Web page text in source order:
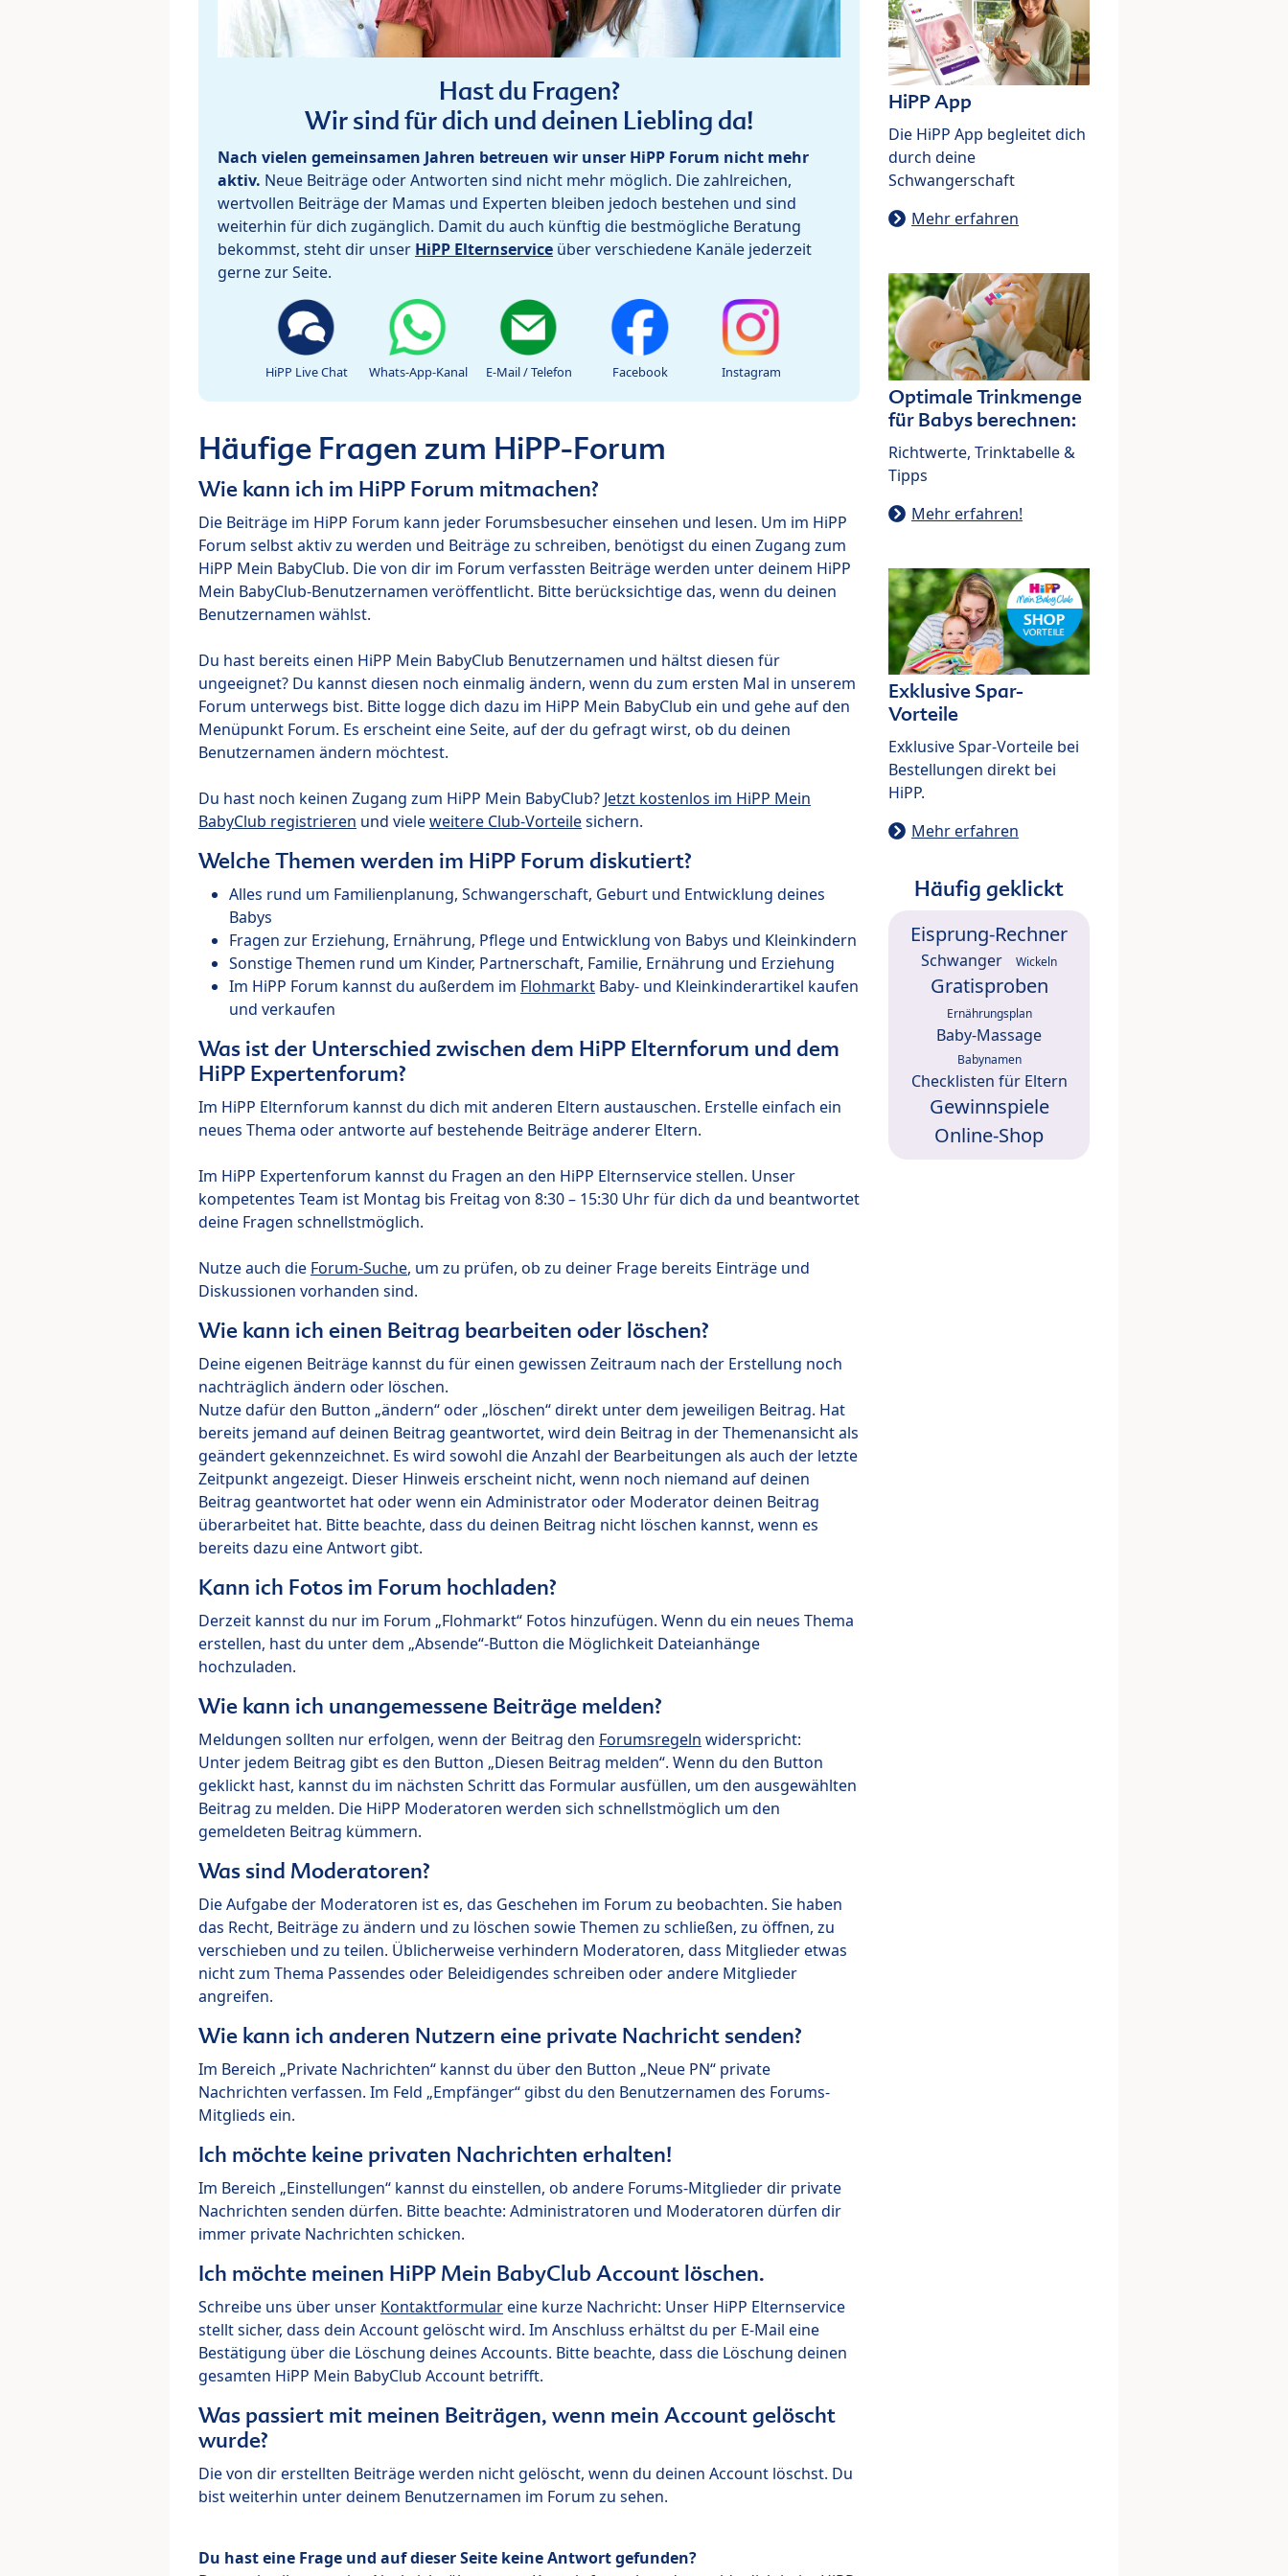
Hast du Fragen?
Wir sind für dich und deinen Liebling da!
Nach vielen gemeinsamen Jahren betreuen wir unser HiPP Forum nicht mehr
aktiv. Neue Beiträge oder Antworten sind nicht mehr möglich. Die zahlreichen,
wertvollen Beiträge der Mamas und Experten bleiben jedoch bestehen und sind
weiterhin für dich zugänglich. Damit du auch künftig die bestmögliche Beratung
bekommst, steht dir unser HiPP Elternservice über verschiedene Kanäle jederzeit
gerne zur Seite.
HiPP Live Chat Whats-App-Kanal E-Mail / Telefon Facebook Instagram
Häufige Fragen zum HiPP-Forum
Wie kann ich im HiPP Forum mitmachen?
Die Beiträge im HiPP Forum kann jeder Forumsbesucher einsehen und lesen. Um im HiPP
Forum selbst aktiv zu werden und Beiträge zu schreiben, benötigst du einen Zugang zum
HiPP Mein BabyClub. Die von dir im Forum verfassten Beiträge werden unter deinem HiPP
Mein BabyClub-Benutzernamen veröffentlicht. Bitte berücksichtige das, wenn du deinen
Benutzernamen wählst.
Du hast bereits einen HiPP Mein BabyClub Benutzernamen und hältst diesen für
ungeeignet? Du kannst diesen noch einmalig ändern, wenn du zum ersten Mal in unserem
Forum unterwegs bist. Bitte logge dich dazu im HiPP Mein BabyClub ein und gehe auf den
Menüpunkt Forum. Es erscheint eine Seite, auf der du gefragt wirst, ob du deinen
Benutzernamen ändern möchtest.
Du hast noch keinen Zugang zum HiPP Mein BabyClub? Jetzt kostenlos im HiPP Mein
BabyClub registrieren und vieleweitere Club-Vorteilesichern.
Welche Themen werden im HiPP Forum diskutiert?
Alles rund um Familienplanung, Schwangerschaft, Geburt und Entwicklung deines
Babys
Fragen zur Erziehung, Ernährung, Pflege und Entwicklung von Babys und Kleinkindern
Sonstige Themen rund um Kinder, Partnerschaft, Familie, Ernährung und Erziehung
Im HiPP Forum kannst du außerdem im Flohmarkt Baby- und Kleinkinderartikel kaufen
und verkaufen
Was ist der Unterschied zwischen dem HiPP Elternforum und dem
HiPP Expertenforum?
Im HiPP Elternforum kannst du dich mit anderen Eltern austauschen. Erstelle einfach ein
neues Thema oder antworte auf bestehende Beiträge anderer Eltern.
Im HiPP Expertenforum kannst du Fragen an den HiPP Elternservice stellen. Unser
kompetentes Team ist Montag bis Freitag von 8:30 – 15:30 Uhr für dich da und beantwortet
deine Fragen schnellstmöglich.
Nutze auch die Forum-Suche, um zu prüfen, ob zu deiner Frage bereits Einträge und
Diskussionen vorhanden sind.
Wie kann ich einen Beitrag bearbeiten oder löschen?
Deine eigenen Beiträge kannst du für einen gewissen Zeitraum nach der Erstellung noch
nachträglich ändern oder löschen.
Nutze dafür den Button „ändern“ oder „löschen“ direkt unter dem jeweiligen Beitrag. Hat
bereits jemand auf deinen Beitrag geantwortet, wird dein Beitrag in der Themenansicht als
geändert gekennzeichnet. Es wird sowohl die Anzahl der Bearbeitungen als auch der letzte
Zeitpunkt angezeigt. Dieser Hinweis erscheint nicht, wenn noch niemand auf deinen
Beitrag geantwortet hat oder wenn ein Administrator oder Moderator deinen Beitrag
überarbeitet hat. Bitte beachte, dass du deinen Beitrag nicht löschen kannst, wenn es
bereits dazu eine Antwort gibt.
Kann ich Fotos im Forum hochladen?
Derzeit kannst du nur im Forum „Flohmarkt“ Fotos hinzufügen. Wenn du ein neues Thema
erstellen, hast du unter dem „Absende“-Button die Möglichkeit Dateianhänge
hochzuladen.
Wie kann ich unangemessene Beiträge melden?
Meldungen sollten nur erfolgen, wenn der Beitrag den Forumsregeln widerspricht:
Unter jedem Beitrag gibt es den Button „Diesen Beitrag melden“. Wenn du den Button
geklickt hast, kannst du im nächsten Schritt das Formular ausfüllen, um den ausgewählten
Beitrag zu melden. Die HiPP Moderatoren werden sich schnellstmöglich um den
gemeldeten Beitrag kümmern.
Was sind Moderatoren?
Die Aufgabe der Moderatoren ist es, das Geschehen im Forum zu beobachten. Sie haben
das Recht, Beiträge zu ändern und zu löschen sowie Themen zu schließen, zu öffnen, zu
verschieben und zu teilen. Üblicherweise verhindern Moderatoren, dass Mitglieder etwas
nicht zum Thema Passendes oder Beleidigendes schreiben oder andere Mitglieder
angreifen.
Wie kann ich anderen Nutzern eine private Nachricht senden?
Im Bereich „Private Nachrichten“ kannst du über den Button „Neue PN“ private
Nachrichten verfassen. Im Feld „Empfänger“ gibst du den Benutzernamen des Forums-
Mitglieds ein.
Ich möchte keine privaten Nachrichten erhalten!
Im Bereich „Einstellungen“ kannst du einstellen, ob andere Forums-Mitglieder dir private
Nachrichten senden dürfen. Bitte beachte: Administratoren und Moderatoren dürfen dir
immer private Nachrichten schicken.
Ich möchte meinen HiPP Mein BabyClub Account löschen.
Schreibe uns über unser Kontaktformulareine kurze Nachricht: Unser HiPP Elternservice
stellt sicher, dass dein Account gelöscht wird. Im Anschluss erhältst du per E-Mail eine
Bestätigung über die Löschung deines Accounts. Bitte beachte, dass die Löschung deinen
gesamten HiPP Mein BabyClub Account betrifft.
Was passiert mit meinen Beiträgen, wenn mein Account gelöscht
wurde?
Die von dir erstellten Beiträge werden nicht gelöscht, wenn du deinen Account löschst. Du
bist weiterhin unter deinem Benutzernamen im Forum zu sehen.
Du hast eine Frage und auf dieser Seite keine Antwort gefunden?
HiPP App
Die HiPP App begleitet dich
durch deine
Schwangerschaft
Mehr erfahren
Optimale Trinkmenge
für Babys berechnen:
Richtwerte, Trinktabelle &
Tipps
Mehr erfahren!
Exklusive Spar-
Vorteile
Exklusive Spar-Vorteile bei
Bestellungen direkt bei
HiPP.
Mehr erfahren
Häufig geklickt
Eisprung-Rechner
Schwanger Wickeln
Gratisproben
Ernährungsplan
Baby-Massage
Babynamen
Checklisten für Eltern
Gewinnspiele
Online-Shop